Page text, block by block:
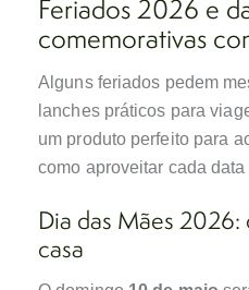
Feriados 2026 e
comemorativas
Alguns feriados pedem
lanches práticos para
um produto perfeito para
como aproveitar cada data
Dia das Mães
casa